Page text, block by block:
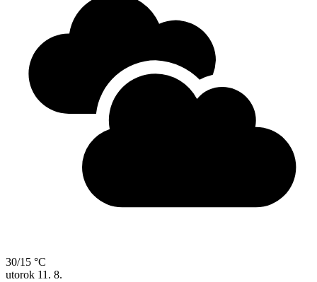
30/15 °C
utorok 11. 8.